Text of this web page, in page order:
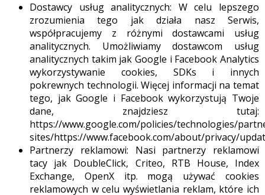
Dostawcy usług analitycznych: W celu lepszego
zrozumienia tego jak działa nasz Serwis,
współpracujemy z różnymi dostawcami usług
analitycznych. Umożliwiamy dostawcom usług
analitycznych takim jak Google i Facebook Analytics
wykorzystywanie cookies, SDKs i innych
pokrewnych technologii. Więcej informacji na temat
tego, jak Google i Facebook wykorzystują Twoje
dane, znajdziesz tutaj:
https://www.google.com/policies/technologies/
sites/https://www.facebook.com/about/privacy/
Partnerzy reklamowi: Nasi partnerzy reklamowi
tacy jak DoubleClick, Criteo, RTB House, Index
Exchange, OpenX itp. mogą używać cookies
reklamowych w celu wyświetlania reklam, które ich